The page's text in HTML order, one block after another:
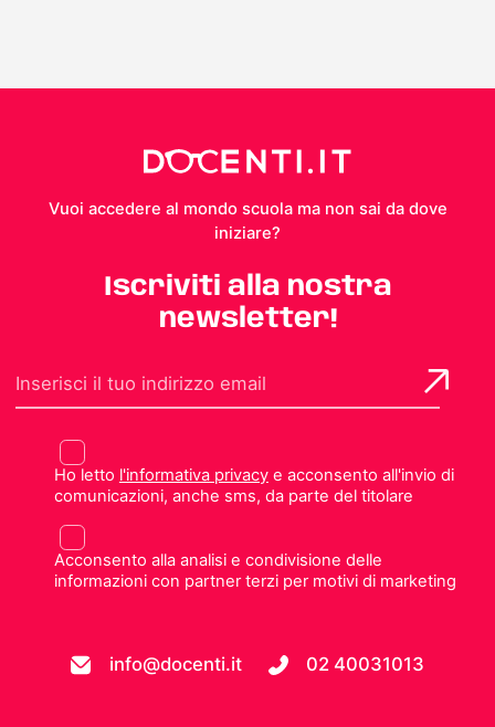
Vuoi accedere al mondo scuola ma non sai da dove
iniziare?
Iscriviti alla nostra
newsletter!
Ho letto l'informativa privacye acconsento all'invio di
comunicazioni, anche sms, da parte del titolare
Acconsento alla analisi e condivisione delle
informazioni con partner terzi per motivi di marketing
info@docenti.it 02 40031013